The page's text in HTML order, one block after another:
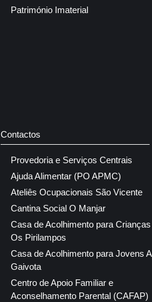
Património Imaterial
Contactos
Provedoria e Serviços Centrais
Ajuda Alimentar (PO APMC)
Ateliês Ocupacionais São Vicente
Cantina Social O Manjar
Casa de Acolhimento para Crianças
Os Pirilampos
Casa de Acolhimento para Jovens A
Gaivota
Centro de Apoio Familiar e
Aconselhamento Parental (CAFAP)